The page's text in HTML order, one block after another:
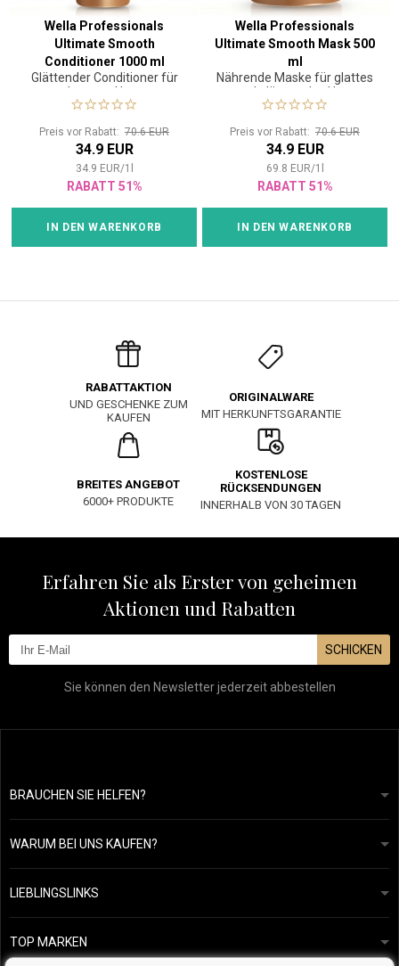
Wella Professionals
Ultimate Smooth
Conditioner 1000 ml
Glättender Conditioner für
krauses Haar
Preis vor Rabatt: 70.6 EUR
34.9 EUR
34.9 EUR/1
RABATT 51%
IN DEN WARENKORB
Wella Professionals
Ultimate Smooth Mask 500
ml
Nährende Maske für glattes
und glänzendes Haar
Preis vor Rabatt: 70.6 EUR
34.9 EUR
69.8 EUR/1
RABATT 51%
IN DEN WARENKORB
RABATTAKTION
UND GESCHENKE ZUM
KAUFEN
ORIGINALWARE
MIT HERKUNFTSGARANTIE
BREITES ANGEBOT
6000+ PRODUKTE
KOSTENLOSE
RÜCKSENDUNGEN
INNERHALB VON 30 TAGEN
Erfahren Sie als Erster von geheimen
Aktionen und Rabatten
SCHICKEN
Sie können den Newsletter jederzeit abbestellen
BRAUCHEN SIE HELFEN?
info@mapeja.de
Wir werden innerhalb von 24 Stunden antworten.
WARUM BEI UNS KAUFEN?
Allgemeine geschäftsbedingungen
Datenschutzerklärung
Übersicht über Zahlungen und Versand
Rückgabe von Waren
LIEBLINGSLINKS
Unsere Geschichte
Kostenlose Produktproben
TOP MARKEN
Kérastase